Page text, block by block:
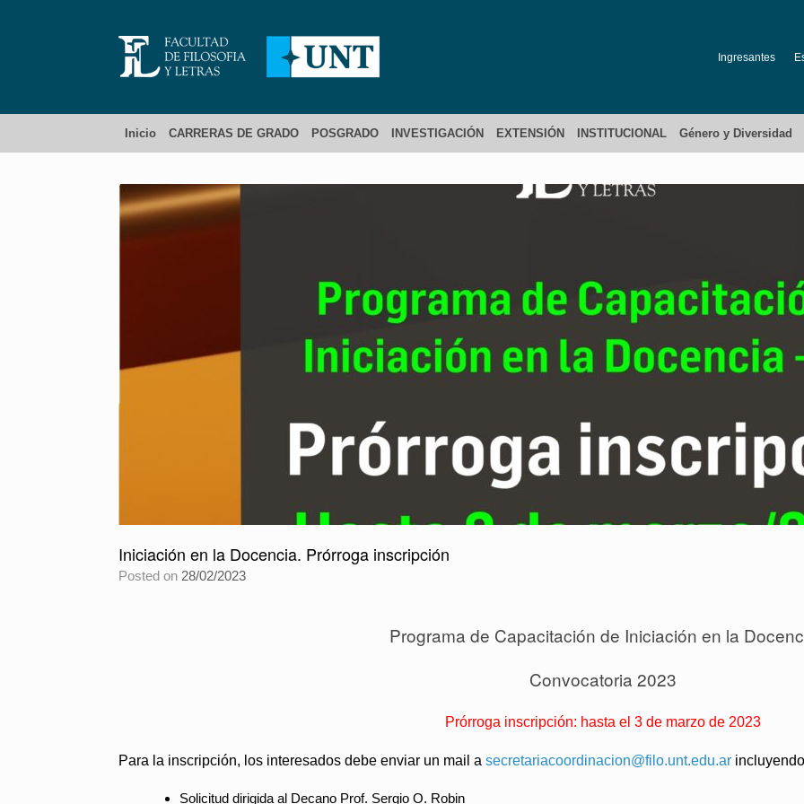
Ingresantes
Inicio CARRERAS DE GRADO POSGRADO INVESTIGACIÓN EXTENSIÓN INSTITUCIONAL Género y Diversidad
Iniciación en la Docencia. Prórroga inscripción
Posted on 28/02/2023
Programa de Capacitación de Iniciación en la
Convocatoria 2023
Prórroga inscripción: hasta el 3 de marzo de 2023
Para la inscripción, los interesados debe enviar un mail a secretariacoordinacion@filo.unt.edu.ar
Solicitud dirigida al Decano Prof. Sergio O. Robin